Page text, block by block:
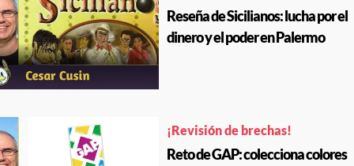
Reseña de Sicilianos: lucha por el
dinero y el poder en Palermo
¡Revisión de brechas!
Reto de GAP: colecciona colores